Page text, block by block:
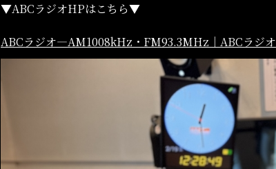
▼ABCラジオHPはこちら▼
ABCラジオ―AM1008kHz・FM93.3MHz｜ABCラジオ